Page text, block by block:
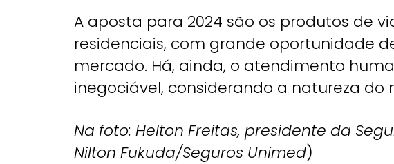
A aposta para 2024 são os produtos de
residenciais, com grande oportunidade
mercado. Há, ainda, o atendimento
inegociável, considerando a natureza do
Na foto: Helton Freitas, presidente da
Nilton Fukuda/Seguros Unimed)